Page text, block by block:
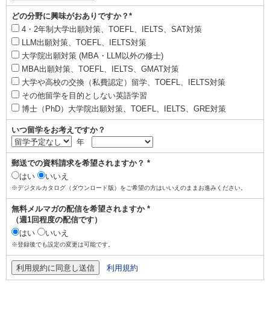
どの分野に興味がおありですか？*
4・2年制大学出願対策、TOEFL、IELTS、SAT対策
LLM出願対策、TOEFL、IELTS対策
大学院出願対策 (MBA・LLM以外の修士)
MBA出願対策、TOEFL、IELTS、GMAT対策
大学や高校の交換（私費認定）留学、TOEFL、IELTS対策
その他留学を目的としない英語学習
博士（PhD）大学院出願対策、TOEFL、IELTS、GRE対策
いつ留学をお考えですか？
年
郵送での資料請求を希望されますか？ *
はい
いいえ
※デジタルカタログ（ダウンロード版）をご希望の方はいいえのままお進みください。
無料メルマガの配信を希望されますか *
（週1回程度の配信です）
はい
いいえ
※登録後でも設定の変更は可能です。
利用規約